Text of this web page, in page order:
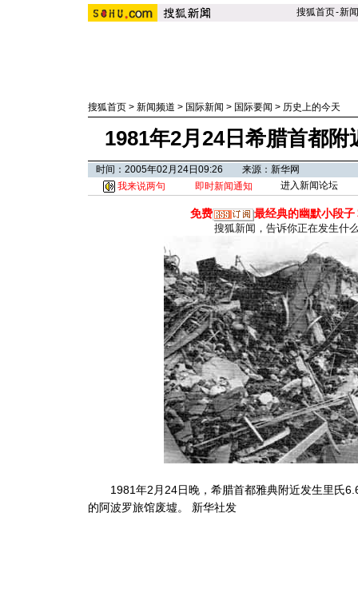
搜狐首页-新闻
搜狐首页 > 新闻频道 > 国际新闻 > 国际要闻 > 历史上的今天
1981年2月24日希腊首都
时间：2005年02月24日09:26 来源：新华网
我来说两句
即时新闻通知 进入新闻论坛
免费 最经典的幽默小段子
搜狐新闻，告诉你正在发生什
1981年2月24日晚，希腊首都雅典附近发生里氏
的阿波罗旅馆废墟。 新华社发